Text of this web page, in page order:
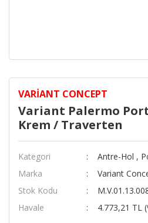
VARIANT CONCEPT
Variant Palermo
Krem / Traverten
Kategori Antre-Hol ,
Marka
Variant
Stok Kodu
Havale
4.773,21 TL